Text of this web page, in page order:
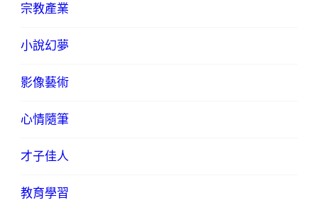
宗教產業
小說幻夢
影像藝術
心情隨筆
才子佳人
教育學習